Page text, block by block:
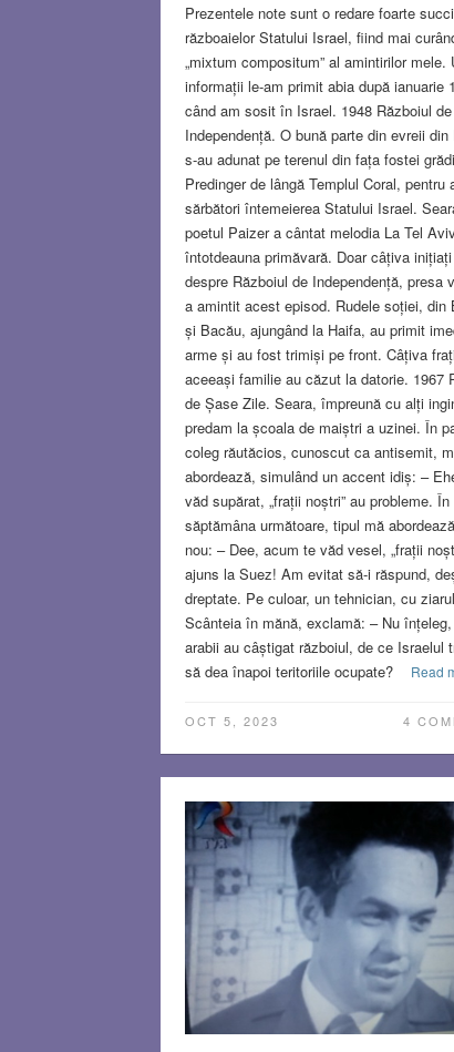
Prezentele note sunt o redare foarte
războaielor Statului Israel, fiind mai
„mixtum compositum” al amintirilor mele.
informații le-am primit abia după ianuarie
când am sosit în Israel. 1948 Războiul de
Independență. O bună parte din evreii
s-au adunat pe terenul din fața fostei
Predinger de lângă Templul Coral, pentru
sărbători întemeierea Statului Israel.
poetul Paizer a cântat melodia La Tel
întotdeauna primăvară. Doar câțiva
despre Războiul de Independență, presa
a amintit acest episod. Rudele soției, din
și Bacău, ajungând la Haifa, au primit
arme și au fost trimiși pe front. Câțiva
aceeași familie au căzut la datorie. 1967
de Șase Zile. Seara, împreună cu alți
predam la școala de maiștri a uzinei. În
coleg răutăcios, cunoscut ca antisemit,
abordează, simulând un accent idiș: –
văd supărat, „frații noștri” au probleme. În
săptămâna următoare, tipul mă
nou: – Dee, acum te văd vesel, „frații
ajuns la Suez! Am evitat să-i răspund,
dreptate. Pe culoar, un tehnician, cu ziarul
Scânteia în mănă, exclamă: – Nu
arabii au câștigat războiul, de ce Israelul
să dea înapoi teritoriile ocupate?
Read
OCT 5, 2023 4